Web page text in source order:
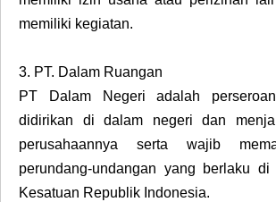
memiliki kegiatan.
3. PT. Dalam Ruangan
PT Dalam Negeri adalah
didirikan di dalam negeri dan
perusahaannya serta wajib
perundang-undangan yang berlaku
Kesatuan Republik Indonesia.